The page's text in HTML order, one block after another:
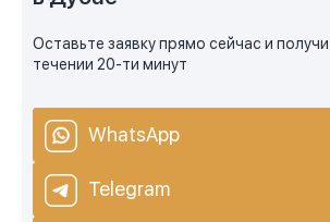
Оставьте заявку прямо сейчас и
течении 20-ти минут
WhatsApp
Telegram